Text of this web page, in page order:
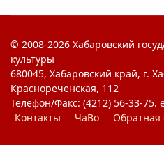
© 2008-2026 Хабаровский
культуры
680045, Хабаровский край, г.
Краснореченская, 112
Телефон/Факс: (4212) 56-33-
Контакты
ЧаВо Обратная